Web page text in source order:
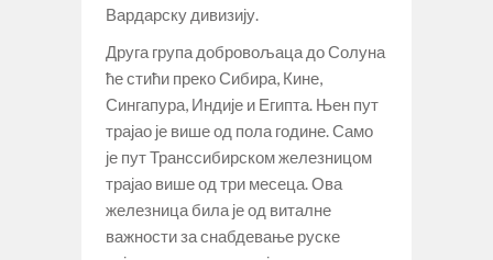
Вардарску дивизију.
Друга група добровољаца до Солуна
ће стићи преко Сибира, Кине,
Сингапура, Индије и Египта. Њен пут
трајао је више од пола године. Само
је пут Транссибирском железницом
трајао више од три месеца. Ова
железница била је од виталне
важности за снабдевање руске